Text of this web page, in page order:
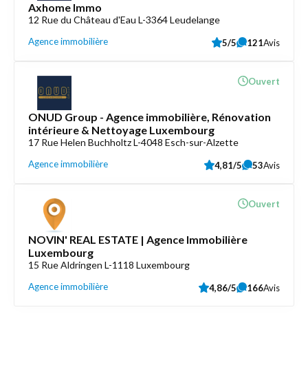
Axhome Immo
12 Rue du Château d'Eau L-3364 Leudelange
Agence immobilière 5/5 121Avis
ONUD Group - Agence immobilière, Rénovation
intérieure & Nettoyage Luxembourg
17 Rue Helen Buchholtz L-4048 Esch-sur-Alzette
Agence immobilière
Ouvert
4,81/5 53Avis
NOVIN' REAL ESTATE | Agence Immobilière
Luxembourg
15 Rue Aldringen L-1118 Luxembourg
Agence immobilière
Ouvert
4,86/5 166Avis